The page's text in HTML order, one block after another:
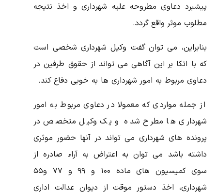
پیشبرد دعاوی مطروحه علیه شهرداری و اخذ نتیجه
مطلوب موثر واقع گردد.
بنابراین، می توان گفت وکیل شهرداری شخصی است
که با اتکا بر این آگاهی می تواند از حقوق طرفین در
دعاوی مربوط به امور شهرداری ها به خوبی دفاع کند.
از جمله مواردی که معمولا در دعاوی مربوط به امور
شهرداری ها مطرح شده و یک وکیل متخصص در
پرونده های شهرداری می تواند در آنها حضور موثری
داشته باشد می توان به اعتراض به آراء صادره از
سوی کمیسیون های ماده ۱۰۰ و ۹۹ و ۷۷ و۵۵
شهرداری، اخذ دستور موقت از دیوان عدالت اداری